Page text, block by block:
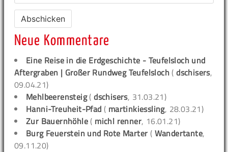
Neue Kommentare
Eine Reise in die Erdgeschichte - Teufelsloch und
Aftergraben | Großer Rundweg Teufelsloch (dschisers,
09.04.21)
Mehlbeerensteig(dschisers, 31.03.21)
Hanni-Treuheit-Pfad ( martinkiessling, 28.03.21)
Zur Bauernhöhle ( michl renner, 16.01.21)
Burg Feuerstein und Rote Marter ( Wandertante,
09.11.20)